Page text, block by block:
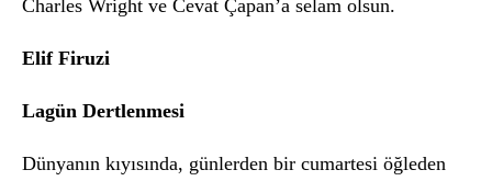
Charles Wright ve Cevat Çapan’a selam olsun.
Elif Firuzi
Lagün Dertlenmesi
Dünyanın kıyısında, günlerden bir cumartesi öğleden